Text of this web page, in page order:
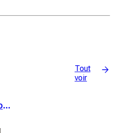
Tout
voir
Fine eau-de-vie de poire Williams Kübler 42% vol. 50cl